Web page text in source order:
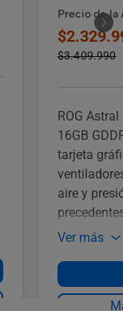
Precio de la
$3.409.990
ROG
16GB
tarjeta
aire y
óptimo
Ver más